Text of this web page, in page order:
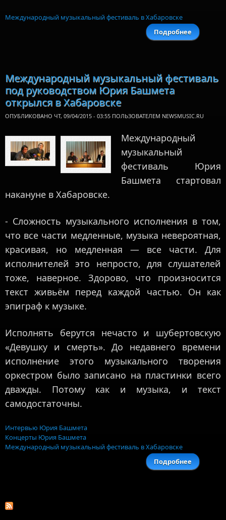
Международный музыкальный фестиваль в Хабаровске
Подробнее
Международный музыкальный фестиваль
под руководством Юрия Башмета
открылся в Хабаровске
ОПУБЛИКОВАНО ЧТ, 09/04/2015 - 03:55 ПОЛЬЗОВАТЕЛЕМ NEWSMUSIC.RU
Международный
музыкальный
фестиваль Юрия
Башмета стартовал
накануне в Хабаровске.
- Сложность музыкального исполнения в том,
что все части медленные, музыка невероятная,
красивая, но медленная — все части. Для
исполнителей это непросто, для слушателей
тоже, наверное. Здорово, что произносится
текст живьём перед каждой частью. Он как
эпиграф к музыке.
Исполнять берутся нечасто и шубертовскую
«Девушку и смерть». До недавнего времени
исполнение этого музыкального творения
оркестром было записано на пластинки всего
дважды. Потому как и музыка, и текст
самодостаточны.
Интервью Юрия Башмета
Концерты Юрия Башмета
Международный музыкальный фестиваль в Хабаровске
Подробнее